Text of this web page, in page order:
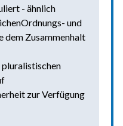
- ähnlich
und
dem Zusammenhalt
zur Verfügung